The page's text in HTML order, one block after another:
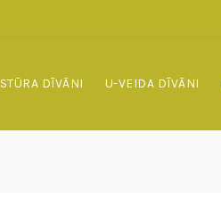
STŪRA DĪVĀNI U-VEIDA DĪVĀNI